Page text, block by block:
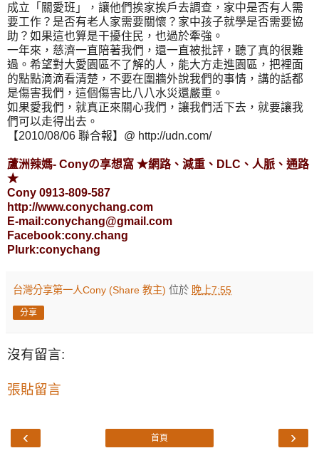
成立「關愛班」，讓他們挨家挨戶去調查，家中是否有人需
要工作？是否有老人家需要關懷？家中孩子就學是否需要協
助？如果這也算是干擾住民，也過於牽強。
一年來，慈濟一直陪著我們，還一直被批評，聽了真的很難
過。希望對大愛園區不了解的人，能大方走進園區，把裡面
的點點滴滴看清楚，不要在圍牆外說我們的事情，講的話都
是傷害我們，這個傷害比八八水災還嚴重。
如果愛我們，就真正來關心我們，讓我們活下去，就要讓我
們可以走得出去。
【2010/08/06 聯合報】@ http://udn.com/
蘆洲辣媽- Conyの享想窩 ★網路、減重、DLC、人脈、通路
★
Cony 0913-809-587
http://www.conychang.com
E-mail:conychang@gmail.com
Facebook:cony.chang
Plurk:conychang
台灣分享第一人Cony (Share 教主) 位於 晚上7:55
分享
沒有留言:
張貼留言
‹ ›
首頁